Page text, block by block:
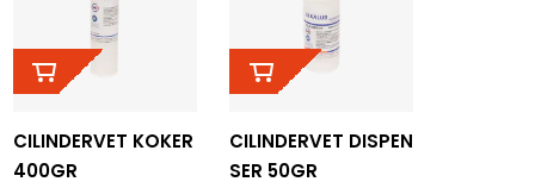
CILINDERVET KOKER
400GR
CILINDERVET DISPEN
SER 50GR